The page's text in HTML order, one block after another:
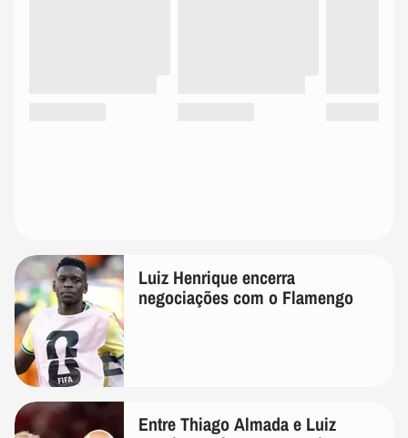
Luiz Henrique encerra
negociações com o Flamengo
Entre Thiago Almada e Luiz